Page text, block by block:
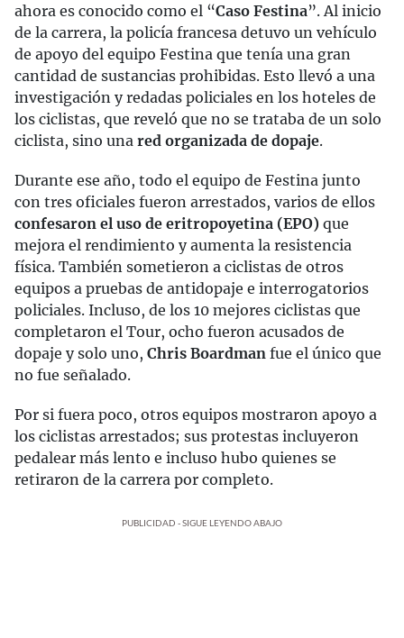
ahora es conocido como el “Caso Festina”. Al inicio
de la carrera, la policía francesa detuvo un vehículo
de apoyo del equipo Festina que tenía una gran
cantidad de sustancias prohibidas. Esto llevó a una
investigación y redadas policiales en los hoteles de
los ciclistas, que reveló que no se trataba de un solo
ciclista, sino una red organizada de dopaje.
Durante ese año, todo el equipo de Festina junto
con tres oficiales fueron arrestados, varios de ellos
confesaron el uso de eritropoyetina (EPO) que
mejora el rendimiento y aumenta la resistencia
física. También sometieron a ciclistas de otros
equipos a pruebas de antidopaje e interrogatorios
policiales. Incluso, de los 10 mejores ciclistas que
completaron el Tour, ocho fueron acusados de
dopaje y solo uno, Chris Boardman fue el único que
no fue señalado.
Por si fuera poco, otros equipos mostraron apoyo a
los ciclistas arrestados; sus protestas incluyeron
pedalear más lento e incluso hubo quienes se
retiraron de la carrera por completo.
PUBLICIDAD - SIGUE LEYENDO ABAJO